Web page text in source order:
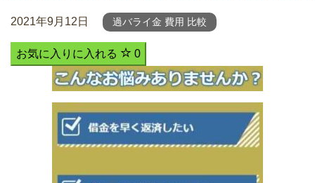
2021年9月12日 過バライ金 費用 比較
お気に入りに入れる 0